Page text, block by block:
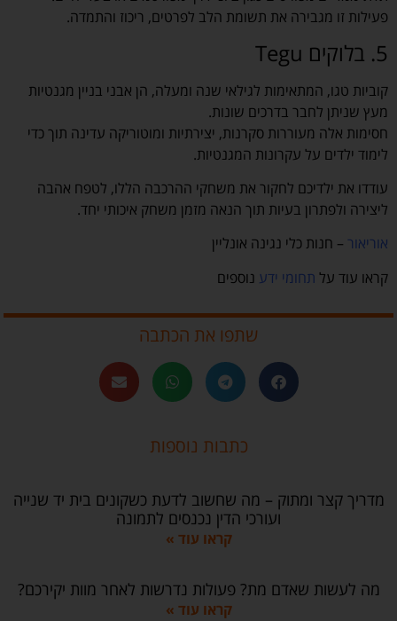
פעילות זו מגבירה את תשומת הלב לפרטים, ריכוז והתמדה.
5. בלוקים Tegu
קוביות טגו, המתאימות לגילאי שנה ומעלה, הן אבני בניין מגנטיות
מעץ שניתן לחבר בדרכים שונות.
חסימות אלה מעוררות סקרנות, יצירתיות ומוטוריקה עדינה תוך כדי
לימוד ילדים על עקרונות המגנטיות.
עודדו את ילדיכם לחקור את משחקי ההרכבה הללו, לטפח אהבה
ליצירה ולפתרון בעיות תוך הנאה מזמן משחק איכותי יחד.
אוריאור – חנות כלי נגינה אונליין
קראו עוד על תחומי ידע נוספים
שתפו את הכתבה
כתבות נוספות
מדריך קצר ומתוק – מה שחשוב לדעת כשקונים בית יד שנייה
ועורכי הדין נכנסים לתמונה
קראו עוד »
מה לעשות שאדם מת? פעולות נדרשות לאחר מוות יקירכם?
קראו עוד »